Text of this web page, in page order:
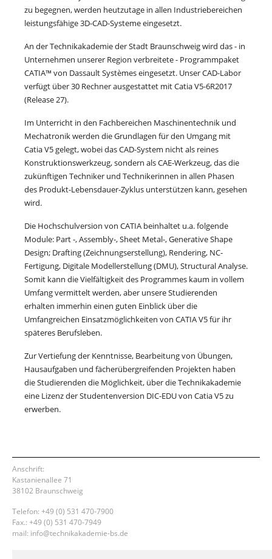
zu begegnen, werden heutzutage in allen Industriebereichen
leistungsfähige 3D-CAD-Systeme eingesetzt.
An der Technikakademie der Stadt Braunschweig wird das - in
Unternehmen unserer Region verbreitete - Programmpaket
CATIA™ von Dassault Systèmes eingesetzt. Unser CAD-Labor
verfügt über 30 Rechner ausgestattet mit Catia V5-6R2017
(Release 27).
Im Unterricht in den Fachbereichen Maschinentechnik und
Mechatronik werden die Grundlagen für den Umgang mit
Catia V5 gelegt, wobei das CAD-System nicht als reines
Konstruktionswerkzeug, sondern als CAE-Werkzeug, das die
zukünftigen Techniker und Technikerinnen in allen Phasen
des Produkt-Lebensdauer-Zyklus unterstützen kann, gesehen
wird.
Die Hochschulversion von CATIA beinhaltet u.a. folgende
Module: Part -, Assembly-, Sheet Metal-, Generative Shape
Design; Drafting (Zeichnungserstellung), Rendering, NC-
Fertigung, Digitale Modellerstellung (DMU), Structural Analyse.
Somit kann die Vielfältigkeit des Programmes kaum in vollem
Umfang vermittelt werden, aber unsere Studierenden
erhalten immerhin einen guten Einblick über die
Umfangreichen Einsatzmöglichkeiten von CATIA V5 für ihr
späteres Berufsleben.
Zur Vertiefung der Kenntnisse, Bearbeitung von Übungen,
Hausaufgaben und fächerübergreifenden Projekten haben
die Studierenden die Möglichkeit, über die Technikakademie
eine Lizenz der Studentenversion DIC-EDU von Catia V5 zu
erwerben.
Anschrift:
Kastanienallee 71
38102 Braunschweig
Telefon: +49 (0) 531 470-7900
Fax.: +49 (0) 531 470-7949
mail: info@technikakademie-bs.de